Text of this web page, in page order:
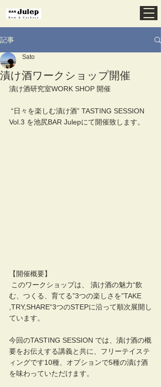
記事
漬け酒ワークショップ開催
Sato
漬け酒研究室WORK SHOP 開催
Vol.3 を池尻BAR Julepにて開催致します。
【開催概要】
む、つくる、育てる”3つの楽しさを”TAKE
,TRY,SHARE“3つのSTEPに沿って順次展開し
ています。
今回のTASTING SESSION では、漬け酒の概
要をお伝えする講義と共に、フリーテイステ
ィングです10種、オプションで5種の漬け酒
を味わっていただけます。